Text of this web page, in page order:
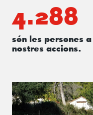
4.288
són les persones
nostres accions.